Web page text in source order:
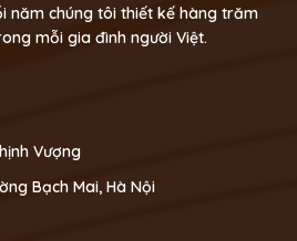
năm chúng tôi thiết kế hàng trăm
mỗi gia đình người Việt.
Vượng
Bạch Mai, Hà Nội